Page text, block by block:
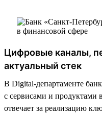
Цифровые каналы,
актуальный стек
В Digital-департаменте
с сервисами и продуктами
отвечает за реализацию